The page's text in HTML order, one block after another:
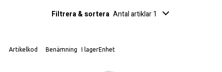
Filtrera & sortera Antal artiklar 1
Artikelkod Benämning I lagerEnhet